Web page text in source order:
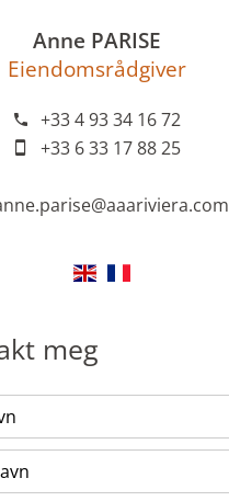
Anne PARISE
Eiendomsrådgiver
+33 4 93 34 16 72
+33 6 33 17 88 25
meg